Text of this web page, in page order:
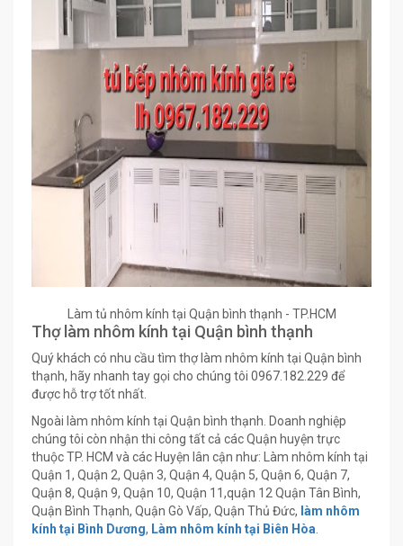
Làm tủ nhôm kính tại Quận bình thạnh - TP.HCM
Thợ làm nhôm kính tại Quận bình thạnh
Quý khách có nhu cầu tìm thợ làm nhôm kính tại Quận bình
thạnh, hãy nhanh tay gọi cho chúng tôi 0967.182.229 để
được hỗ trợ tốt nhất.
Ngoài làm nhôm kính tại Quận bình thạnh. Doanh nghiệp
chúng tôi còn nhận thi công tất cả các Quận huyện trực
thuộc TP. HCM và các Huyện lân cận như: Làm nhôm kính tại
Quận 1, Quận 2, Quận 3, Quận 4, Quận 5, Quận 6, Quận 7,
Quận 8, Quận 9, Quận 10, Quận 11,quận 12 Quận Tân Bình,
Quận Bình Thạnh, Quận Gò Vấp, Quận Thủ Đức, làm nhôm
kính tại Bình Dương, Làm nhôm kính tại Biên Hòa.